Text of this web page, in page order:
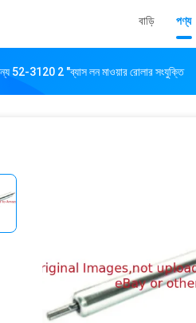
বাড়ি পণ্য
52-3120 2 "ব্যাস লন মাওয়ার রোলার সংযুক্তি